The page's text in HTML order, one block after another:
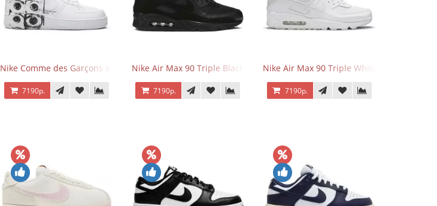
Nike Comme des Garçons x Supreme x Air Force 1 Low Eyes
7190р.
Nike Air Max 90 Triple Black
7190р.
Nike Air Max 90 Triple White
7190р.